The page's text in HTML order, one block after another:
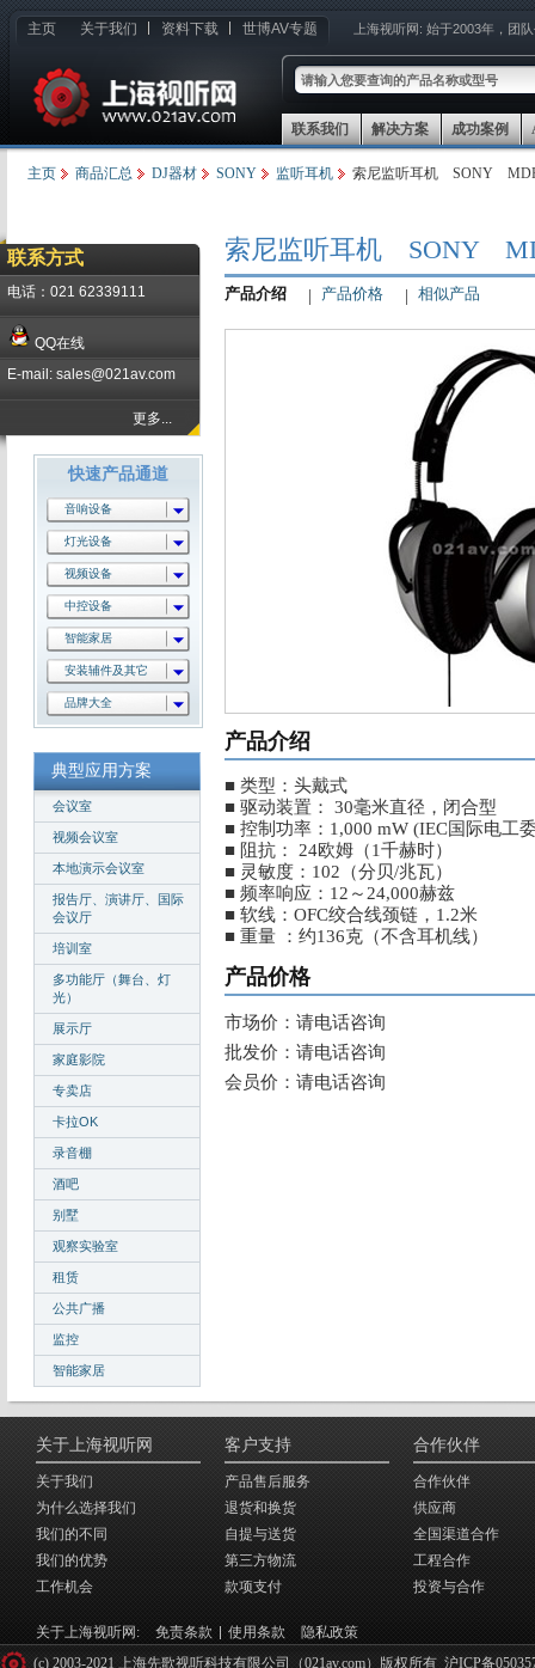
主页 关于我们 资料下载 世博AV专题 上海视听网: 始于2003年，团
联系我们 解决方案 成功案例
主页 商品汇总 DJ器材 SONY 监听耳机 索尼监听耳机 SONY
索尼监听耳机 SONY
产品介绍 产品价格 相似产品
产品介绍
■ 类型：头戴式
■ 驱动装置： 30毫米直径，闭合型
■ 控制功率：1,000 mW (IEC国际电工
■ 阻抗： 24欧姆（1千赫时）
■ 灵敏度：102（分贝/兆瓦）
■ 频率响应：12～24,000赫兹
■ 软线：OFC绞合线颈链，1.2米
■ 重量 ：约136克（不含耳机线）
产品价格
市场价：请电话咨询
批发价：请电话咨询
会员价：请电话咨询
联系方式
电话：021 62339111
QQ在线
E-mail: sales@021av.com
更多...
快速产品通道
音响设备
灯光设备
视频设备
中控设备
智能家居
安装辅件及其它
品牌大全
典型应用方案
会议室
视频会议室
本地演示会议室
报告厅、演讲厅、国际
会议厅
培训室
多功能厅（舞台、灯
光）
展示厅
家庭影院
专卖店
卡拉OK
录音棚
酒吧
别墅
观察实验室
租赁
公共广播
监控
智能家居
关于上海视听网
关于我们
为什么选择我们
我们的不同
我们的优势
工作机会
客户支持
产品售后服务
退货和换货
自提与送货
第三方物流
款项支付
合作伙伴
合作伙伴
供应商
全国渠道合作
工程合作
投资与合作
关于上海视听网: 免责条款 使用条款
隐私政策
(c) 2003-2021 上海先歌视听科技有限公司（021av.com）版权所有 沪ICP备